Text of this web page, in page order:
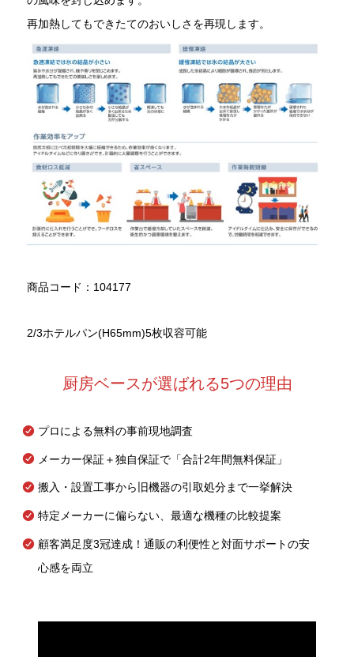
再加熱してもできたてのおいしさを再現します。
商品コード：104177
2/3ホテルパン(H65mm)5枚収容可能
厨房ベースが選ばれる5つの理由
プロによる無料の事前現地調査
メーカー保証＋独自保証で「合計2年間無料保証」
搬入・設置工事から旧機器の引取処分まで一挙解決
特定メーカーに偏らない、最適な機種の比較提案
顧客満足度3冠達成！通販の利便性と対面サポートの安
心感を両立